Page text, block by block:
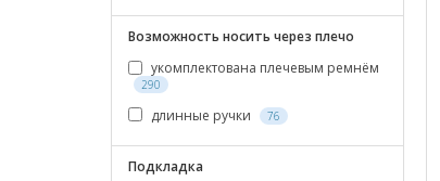
Возможность носить через плечо
укомплектована плечевым ремнём
290
длинные ручки 76
Подкладка